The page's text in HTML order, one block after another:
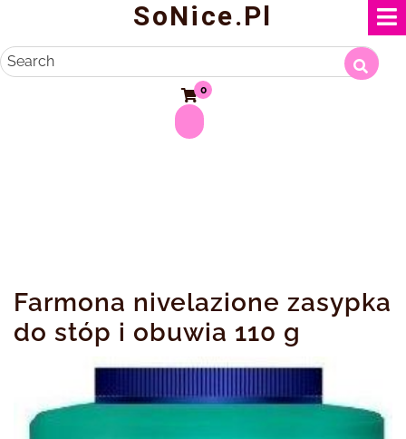
content
SoNice.pl
Search
0
Farmona nivelazione zasypka
do stóp i obuwia 110 g